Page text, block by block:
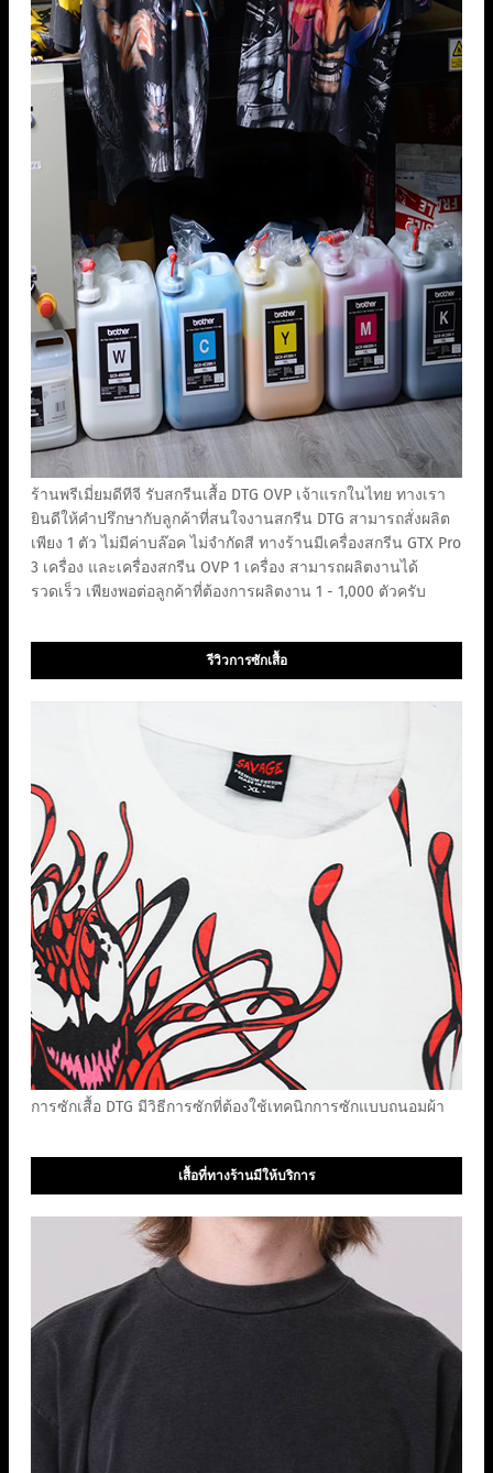
ร้านพรีเมี่ยมดีทีจี รับสกรีนเสื้อ DTG OVP เจ้าแรกในไทย ทางเรา
ยินดีให้คำปรึกษากับลูกค้าที่สนใจงานสกรีน DTG สามารถสั่งผลิต
เพียง 1 ตัว ไม่มีค่าบล๊อค ไม่จำกัดสี ทางร้านมีเครื่องสกรีน GTX Pro
3 เครื่อง และเครื่องสกรีน OVP 1 เครื่อง สามารถผลิตงานได้
รวดเร็ว เพียงพอต่อลูกค้าที่ต้องการผลิตงาน 1 - 1,000 ตัวครับ
รีวิวการซักเสื้อ
การซักเสื้อ DTG มีวิธีการซักที่ต้องใช้เทคนิกการซักแบบถนอมผ้า
เสื้อที่ทางร้านมีให้บริการ